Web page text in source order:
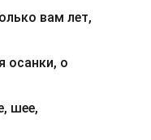
вам лет,
осанки, о
шее,